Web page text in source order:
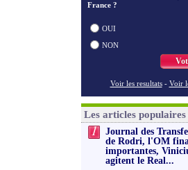
France ?
OUI
NON
Voir les resultats - Voir
Les articles
1
Journal des
de Rodri, l'OM
importantes,
agitent le Real...